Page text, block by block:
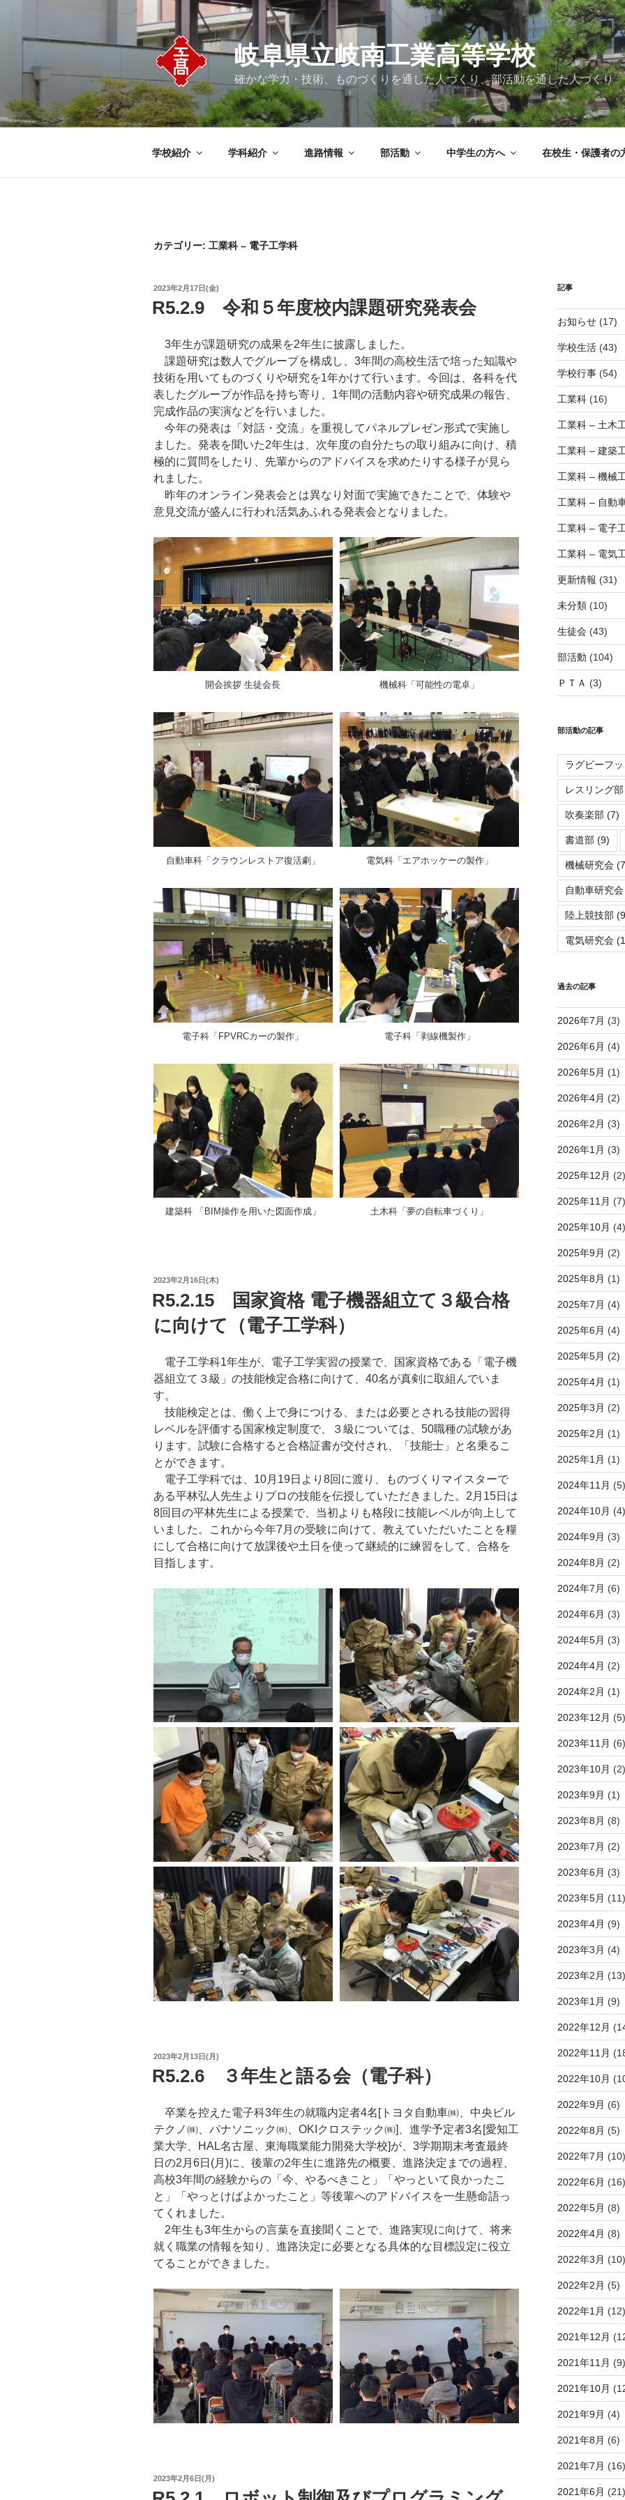
ス
キ
岐阜県立岐南工業高等学校
確かな学力・技術、ものづくりを通した人づくり、部活動を通した人づくり
学校紹介 学科紹介 進路情報 部活動 中学生の方へ 在校生・保護者の
カテゴリー: 工業科 – 電子工学科
投
日:
2023年2月17日(金)
R5.2.9 令和５年度校内課題研究発表会
3年生が課題研究の成果を2年生に披露しました。
課題研究は数人でグループを構成し、3年間の高校生活で培った知識や
技術を用いてものづくりや研究を1年かけて行います。今回は、各科を代
表したグループが作品を持ち寄り、1年間の活動内容や研究成果の報告、
完成作品の実演などを行いました。
今年の発表は「対話・交流」を重視してパネルプレゼン形式で実施し
ました。発表を聞いた2年生は、次年度の自分たちの取り組みに向け、積
極的に質問をしたり、先輩からのアドバイスを求めたりする様子が見ら
れました。
昨年のオンライン発表会とは異なり対面で実施できたことで、体験や
意見交流が盛んに行われ活気あふれる発表会となりました。
開会挨拶 生徒会長 機械科「可能性の電卓」
自動車科「クラウンレストア復活劇」 電気科「エアホッケーの製作」
電子科「FPVRCカーの製作」 電子科「剥線機製作」
建築科 「BIM操作を用いた図面作成」 土木科「夢の自転車づくり」
投
日:
2023年2月16日(木)
R5.2.15 国家資格 電子機器組立て３級合格
に向けて（電子工学科）
電子工学科1年生が、電子工学実習の授業で、国家資格である「電子機
器組立て３級」の技能検定合格に向けて、40名が真剣に取組んでいま
す。
技能検定とは、働く上で身につける、または必要とされる技能の習得
レベルを評価する国家検定制度で、３級については、50職種の試験があ
ります。試験に合格すると合格証書が交付され、「技能士」と名乗るこ
とができます。
電子工学科では、10月19日より8回に渡り、ものづくりマイスターで
ある平林弘人先生よりプロの技能を伝授していただきました。2月15日は
8回目の平林先生による授業で、当初よりも格段に技能レベルが向上して
いました。これから今年7月の受験に向けて、教えていただいたことを糧
にして合格に向けて放課後や土日を使って継続的に練習をして、合格を
目指します。
投
日:
2023年2月13日(月)
R5.2.6 ３年生と語る会（電子科）
卒業を控えた電子科3年生の就職内定者4名[トヨタ自動車㈱、中央ビル
テクノ㈱、パナソニック㈱、OKIクロステック㈱]、進学予定者3名[愛知工
業大学、HAL名古屋、東海職業能力開発大学校]が、3学期期末考査最終
日の2月6日(月)に、後輩の2年生に進路先の概要、進路決定までの過程、
高校3年間の経験からの「今、やるべきこと」「やっといて良かったこ
と」「やっとけばよかったこと」等後輩へのアドバイスを一生懸命語っ
てくれました。
2年生も3年生からの言葉を直接聞くことで、進路実現に向けて、将来
就く職業の情報を知り、進路決定に必要となる具体的な目標設定に役立
てることができました。
投
2023年2月6日(月)
記事
お知らせ(17)
学校生活(43)
学校行事(54)
工業科(16)
工業科 – 土木
工業科 – 建築
工業科 – 機械
工業科 – 自動
工業科 – 電子
工業科 – 電気
更新情報 (31)
未分類(10)
生徒会(43)
部活動 (104)
ＰＴＡ (3)
部活動の記事
ラグビーフ
レスリング部
吹奏楽部(7)
書道部(9)
機械研究会
自動車研究会
陸上競技部
電気研究会
過去の記事
2026年7月 (3)
2026年6月 (4)
2026年5月 (1)
2026年4月 (2)
2026年2月 (3)
2026年1月 (3)
2025年12月 (2)
2025年11月 (7)
2025年10月 (4)
2025年9月 (2)
2025年8月 (1)
2025年7月 (4)
2025年6月 (4)
2025年5月 (2)
2025年4月 (1)
2025年3月 (2)
2025年2月 (1)
2025年1月 (1)
2024年11月 (5)
2024年10月 (4)
2024年9月 (3)
2024年8月 (2)
2024年7月 (6)
2024年6月 (3)
2024年5月 (3)
2024年4月 (2)
2024年2月 (1)
2023年12月 (5)
2023年11月 (6)
2023年10月 (2)
2023年9月 (1)
2023年8月 (8)
2023年7月 (2)
2023年6月 (3)
2023年5月 (11)
2023年4月 (9)
2023年3月 (4)
2023年2月 (13)
2023年1月 (9)
2022年12月
2022年11月
2022年10月
2022年9月 (6)
2022年8月 (5)
2022年7月 (10)
2022年6月 (16)
2022年5月 (8)
2022年4月 (8)
2022年3月 (10)
2022年2月 (5)
2022年1月 (12)
2021年12月
2021年11月 (9)
2021年10月
2021年9月 (4)
2021年8月 (6)
2021年7月 (16)
2021年6月 (21)